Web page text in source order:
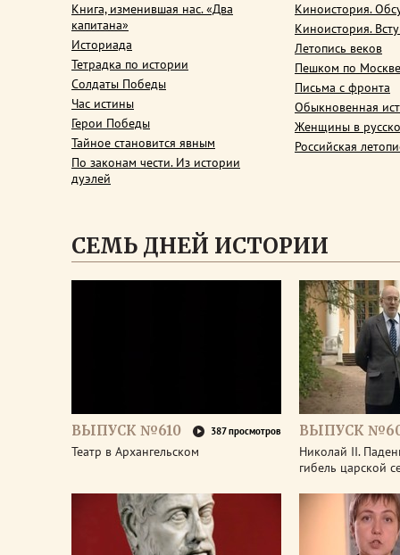
Книга, изменившая нас. «Два
капитана»
Историада
Тетрадка по истории
Солдаты Победы
Час истины
Герои Победы
Тайное становится явным
По законам чести. Из истории
дуэлей
Киноистория.
Киноистория.
Летопись веков
Пешком по Москве
Письма с фронта
Обыкновенная
Женщины в
Российская
СЕМЬ ДНЕЙ ИСТОРИИ
ВЫПУСК №610 387 просмотров
Театр в Архангельском
ВЫПУСК
Николай II.
гибель царской